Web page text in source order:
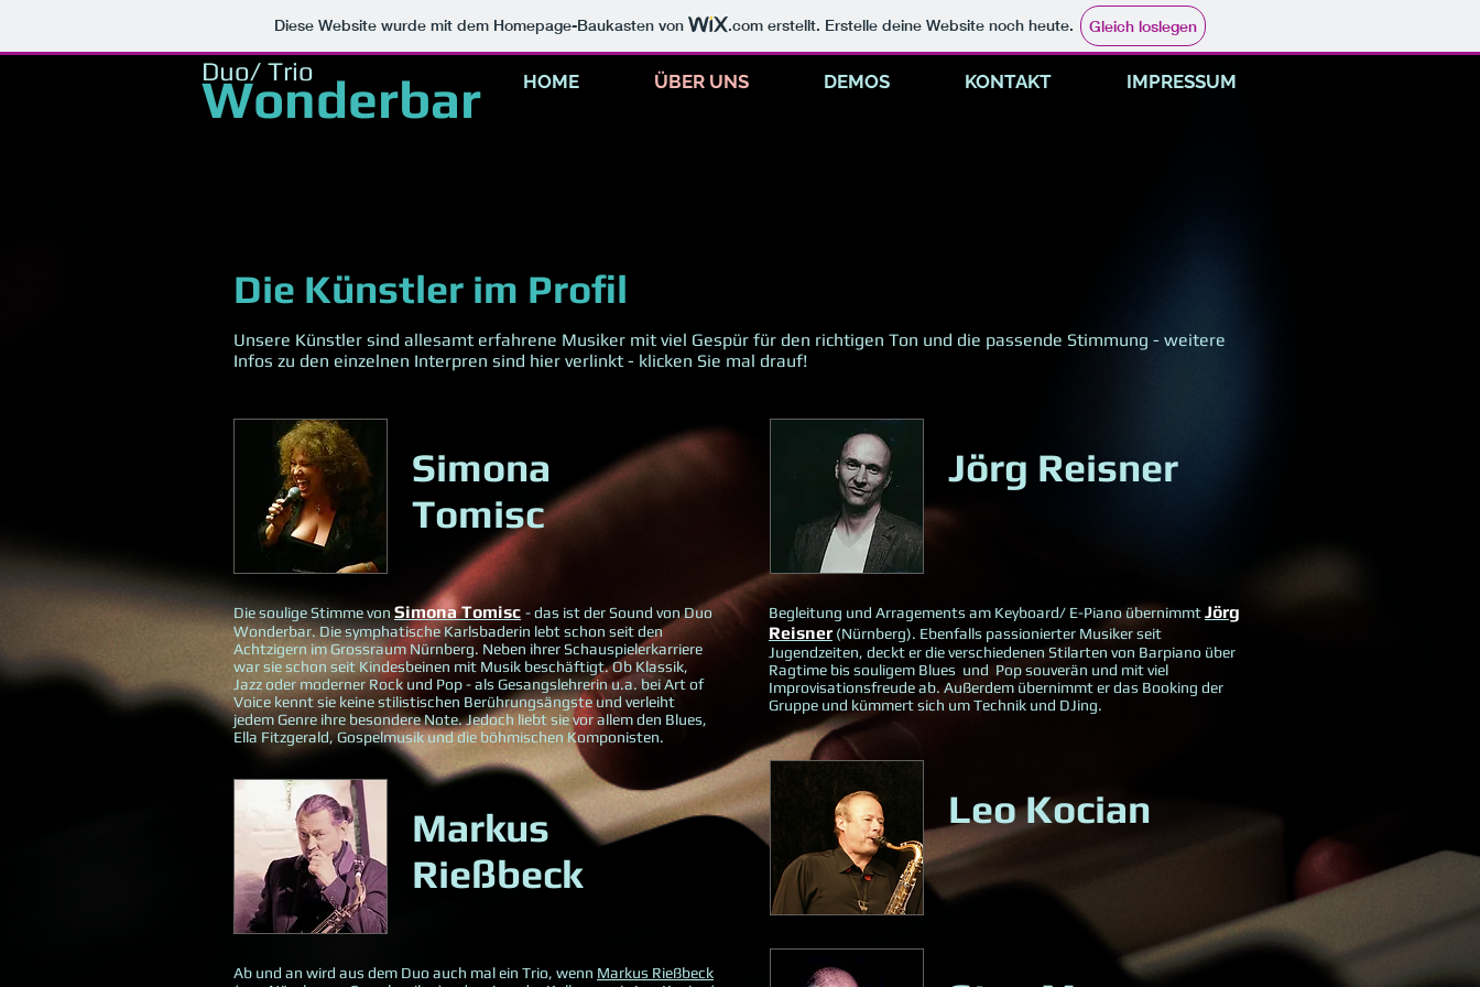
Diese Website wurde mit dem Homepage-Baukasten von .com erstellt. Erstelle deine Website noch heute. Gleich loslegen
Duo/ Trio
Wonderbar HOME ÜBER UNS DEMOS KONTAKT IMPRESSUM
Die Künstler im Profil
Unsere Künstler sind allesamt erfahrene Musiker mit viel Gespür für den richtigen Ton und die passende Stimmung - weitere
Infos zu den einzelnen Interpren sind hier verlinkt - klicken Sie mal drauf!
Simona
Tomisc
Die soulige Stimme von Simona Tomisc - das ist der Sound von Duo
Wonderbar. Die symphatische Karlsbaderin lebt schon seit den
Achtzigern im Grossraum Nürnberg. Neben ihrer Schauspielerkarriere
war sie schon seit Kindesbeinen mit Musik beschäftigt. Ob Klassik,
Jazz oder moderner Rock und Pop - als Gesangslehrerin u.a. bei Art of
Voice kennt sie keine stilistischen Berührungsängste und verleiht
jedem Genre ihre besondere Note. Jedoch liebt sie vor allem den Blues,
Ella Fitzgerald, Gospelmusik und die böhmischen Komponisten.
Markus
Rießbeck
Ab und an wird aus dem Duo auch mal ein Trio, wenn Markus Rießbeck
Jörg Reisner
Begleitung und Arragements am Keyboard/ E-Piano übernimmtJörg
Reisner(Nürnberg). Ebenfalls passionierter Musiker seit
Jugendzeiten, deckt er die verschiedenen Stilarten von Barpiano über
Ragtime bis souligem Blues und Pop souverän und mit viel
Improvisationsfreude ab. Außerdem übernimmt er das Booking der
Gruppe und kümmert sich um Technik und DJing.
Leo Kocian